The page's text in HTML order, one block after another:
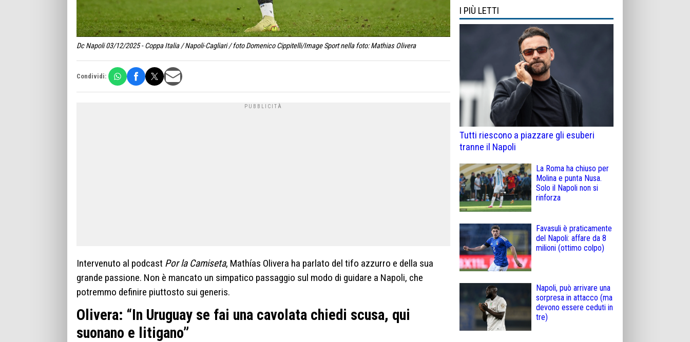
Dc Napoli 03/12/2025 - Coppa Italia / Napoli-Cagliari / foto Domenico Cippitelli/Image Sport nella foto: Mathias Olivera
Condividi:
Intervenuto al podcast Por la Camiseta, Mathías Olivera ha parlato del tifo azzurro e della sua
grande passione. Non è mancato un simpatico passaggio sul modo di guidare a Napoli, che
potremmo definire piuttosto sui generis.
Olivera: “In Uruguay se fai una cavolata chiedi scusa, qui
suonano e litigano”
I PIÙ LETTI
Tutti riescono a piazzare gli esuberi
tranne il Napoli
La Roma ha chiuso per
Molina e punta Nusa.
Solo il Napoli non si
rinforza
Favasuli è praticamente
del Napoli: affare da 8
milioni (ottimo colpo)
Napoli, può arrivare una
sorpresa in attacco (ma
devono essere ceduti in
tre)